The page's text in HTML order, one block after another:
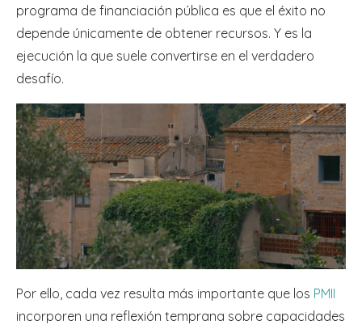
programa de financiación pública es que el éxito no
depende únicamente de obtener recursos. Y es la
ejecución la que suele convertirse en el verdadero
desafío.
Por ello, cada vez resulta más importante que los PMII
incorporen una reflexión temprana sobre capacidades